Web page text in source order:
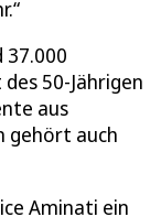
37.000
50-Jährigen
aus
gehört auch
Aminati ein